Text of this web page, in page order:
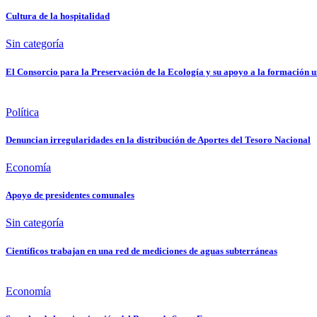
Cultura de la hospitalidad
Sin categoría
El Consorcio para la Preservación de la Ecología y su apoyo a la formación
Política
Denuncian irregularidades en la distribución de Aportes del Tesoro Nacional
Economía
Apoyo de presidentes comunales
Sin categoría
Científicos trabajan en una red de mediciones de aguas subterráneas
Economía